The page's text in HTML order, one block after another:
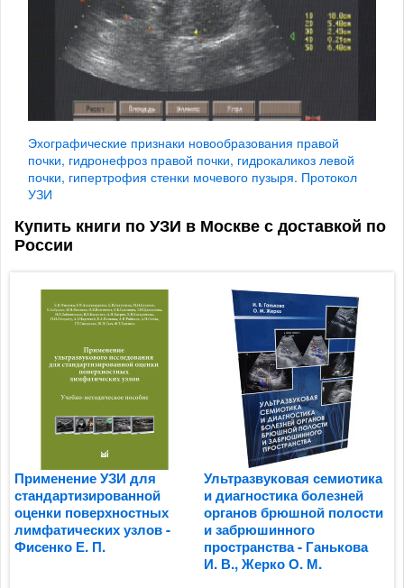
Эхографические признаки новообразования правой
почки, гидронефроз правой почки, гидрокаликоз левой
почки, гипертрофия стенки мочевого пузыря. Протокол
УЗИ
Купить книги по УЗИ в Москве с доставкой по
России
Применение УЗИ для
стандартизированной
оценки поверхностных
лимфатических узлов -
Фисенко Е. П.
Ультразвуковая семиотика
и диагностика болезней
органов брюшной полости
и забрюшинного
пространства - Ганькова
И. В., Жерко О. М.